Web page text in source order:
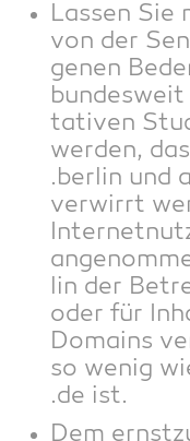
Las­sen Sie
von der
ge­nen
ta­ti­ven
wer­den,
.ber­lin und
ver­wirrt
lin der
oder für
Domains
so wenig
.de ist.
Dem